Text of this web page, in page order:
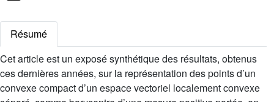
Résumé
Cet article est un exposé synthétique des résultats, obtenus
ces dernières années, sur la représentation des points d’un
convexe compact d’un espace vectoriel localement convexe